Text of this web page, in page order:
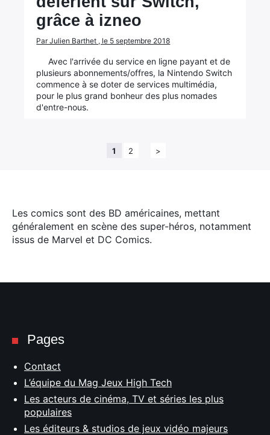
Les comics sont des BD américaines, mettant
généralement en scène des super-héros, notamment
issus de Marvel et DC Comics.
grâce à izneo
Par Julien Barthet , le 5 septembre 2018
Avec l'arrivée du service en ligne payant et de
plusieurs abonnements/offres, la Nintendo Switch
commence à se doter de services multimédia,
pour le plus grand bonheur des plus nomades
d'entre-nous.
1 2 >
Pages
Contact
L’équipe du Mag Jeux High Tech
Les acteurs de cinéma, TV et séries les plus
populaires
Les éditeurs & studios de jeux vidéo majeurs